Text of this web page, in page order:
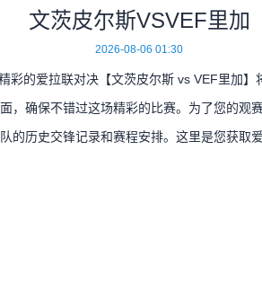
文茨皮尔斯VSVEF里加
2026-08-06 01:30
彩的爱拉联对决【文茨皮尔斯 vs VEF里加】
，确保不错过这场精彩的比赛。为了您的观
的历史交锋记录和赛程安排。这里是您获取